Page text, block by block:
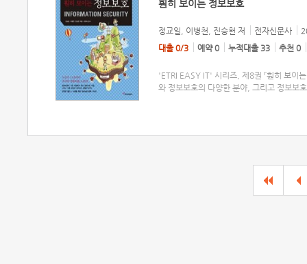
훤히 보이는 정보보호
정교일, 이병천, 진승헌 저 전자신문사
대출 0/3
예약 0 누적대출 33 추천 0
'ETRI EASY IT' 시리즈, 제8권 『훤히 보이
와 정보보호의 다양한 분야, 그리고 정보보